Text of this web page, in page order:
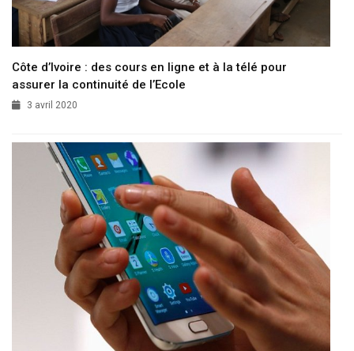
Côte d’Ivoire : des cours en ligne et à la télé pour
assurer la continuité de l’Ecole
3 avril 2020